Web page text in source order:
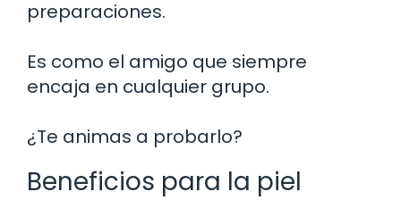
preparaciones.
Es como el amigo que siempre
encaja en cualquier grupo.
¿Te animas a probarlo?
Beneficios para la piel